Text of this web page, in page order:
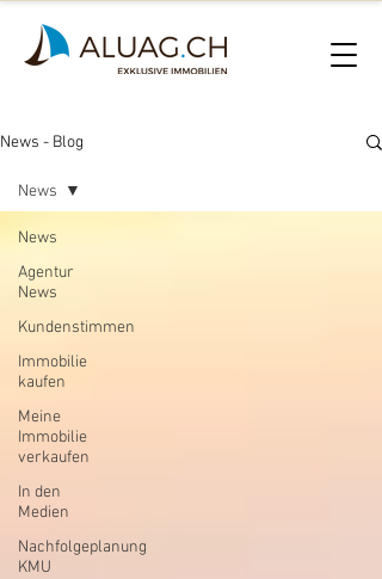
News - Blog
News
Agentur
News
Kundenstimmen
Immobilie
kaufen
Meine
Immobilie
verkaufen
In den
Medien
Nachfolgeplanung
KMU
News